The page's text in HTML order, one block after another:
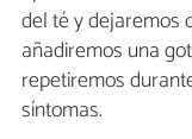
del té y dejaremos
añadiremos una
repetiremos
síntomas.